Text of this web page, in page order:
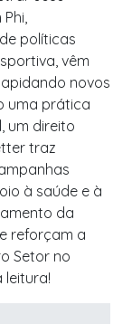
políticas
vêm
novos
uma prática
um direito
traz
à saúde e à
da
reforçam a
Setor no
leitura!